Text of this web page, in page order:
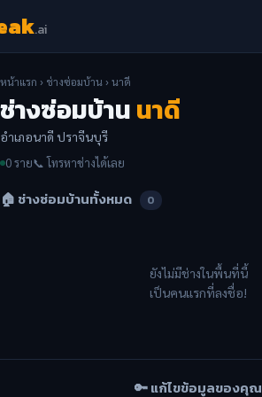
.ai
หน้าแรก › ช่างซ่อมบ้าน› นาดี
ช่างซ่อมบ้านนาดี
อำเภอนาดี ปราจีนบุรี
0 ราย📞 โทรหาช่างได้เลย
🏠 ช่างซ่อมบ้านทั้งหมด 0
ยังไม่มีช่างในพื้นที่นี้
เป็นคนแรกที่ลงชื่อ!
🔑 แก้ไขข้อมูลของคุณ